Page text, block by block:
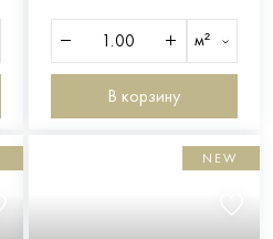
м²
В корзину
NEW